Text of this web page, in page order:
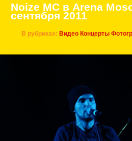
Noize MC в Arena
сентября 2011
В рубриках: Видео Концерты